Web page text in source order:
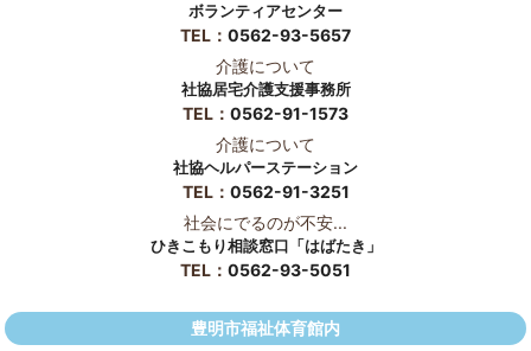
ボランティアセンター
TEL： 0562-93-5657
介護について
社協居宅介護支援事務所
TEL： 0562-91-1573
介護について
社協ヘルパーステーション
TEL： 0562-91-3251
社会にでるのが不安...
ひきこもり相談窓口「はばたき」
TEL： 0562-93-5051
豊明市福祉体育館内